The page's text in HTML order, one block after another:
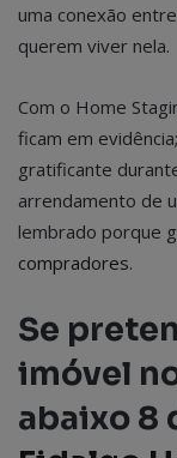
uma conexão
querem viver nela.
Com o Home
ficam em
gratificante
arrendamento de
lembrado porque
compradores.
Se
imóvel
abaixo 8